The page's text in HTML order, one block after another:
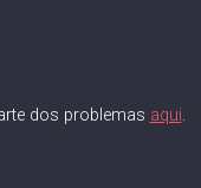
dos problemas aqui.